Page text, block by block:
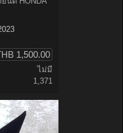
1,500.00
ไม่มี
1,371